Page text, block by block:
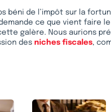
béni de l’impôt sur la
ce que vient faire
galère. Nous aurions
des niches fiscales,